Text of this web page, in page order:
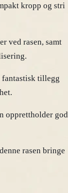
kropp og stri
ved rasen, samt
fantastisk tillegg
opprettholder god
rasen bringe